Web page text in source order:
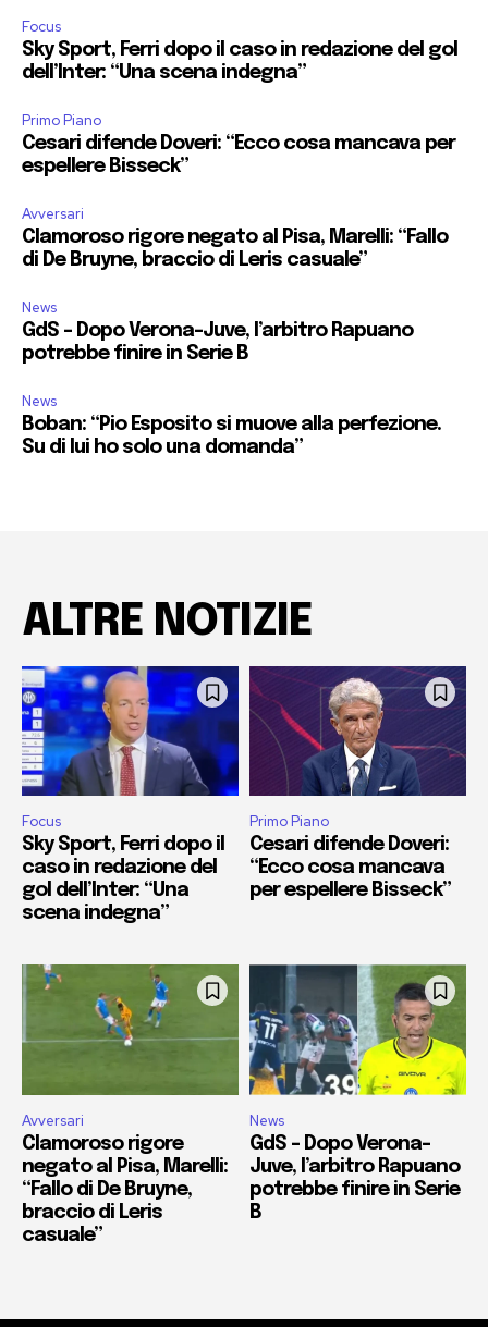
Focus
Sky Sport, Ferri dopo il caso in redazione del gol
dell’Inter: “Una scena indegna”
Primo Piano
Cesari difende Doveri: “Ecco cosa mancava per
espellere Bisseck”
Avversari
Clamoroso rigore negato al Pisa, Marelli: “Fallo
di De Bruyne, braccio di Leris casuale”
News
GdS – Dopo Verona-Juve, l’arbitro Rapuano
potrebbe finire in Serie B
News
Boban: “Pio Esposito si muove alla perfezione.
Su di lui ho solo una domanda”
ALTRE NOTIZIE
Focus
Sky Sport, Ferri dopo il
caso in redazione del
gol dell’Inter: “Una
scena indegna”
Primo Piano
Cesari difende Doveri:
“Ecco cosa mancava
per espellere Bisseck”
Avversari
Clamoroso rigore
negato al Pisa, Marelli:
“Fallo di De Bruyne,
braccio di Leris
casuale”
News
GdS – Dopo Verona-
Juve, l’arbitro Rapuano
potrebbe finire in Serie
B